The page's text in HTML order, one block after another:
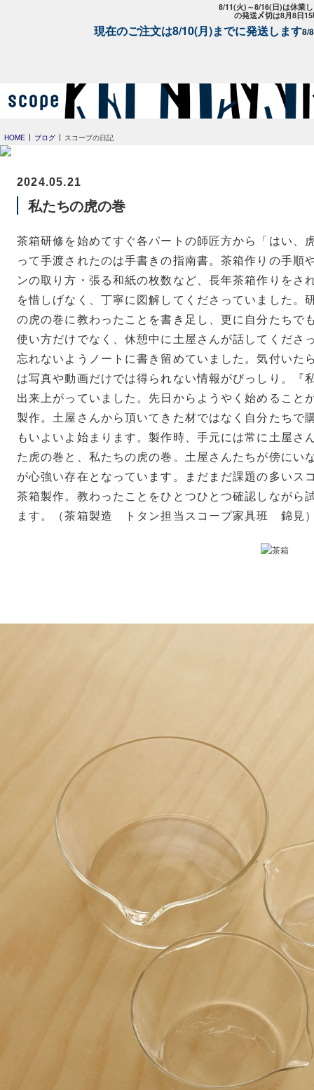
8/11(火)～8/16(日)は休業
の発送〆切は8月8日
現在のご注文は8/10(月)までに発送します8/
HOME ブログ スコープの日記
2024.05.21
私たちの虎の巻
茶箱研修を始めてすぐ各パートの師匠方から「はい、
って手渡されたのは手書きの指南書。茶箱作りの手順
ンの取り方・張る和紙の枚数など、長年茶箱作りをさ
を惜しげなく、丁寧に図解してくださっていました。
の虎の巻に教わったことを書き足し、更に自分たちで
使い方だけでなく、休憩中に土屋さんが話してくださ
忘れないようノートに書き留めていました。気付いた
は写真や動画だけでは得られない情報がびっしり。『
出来上がっていました。先日からようやく始めること
製作。土屋さんから頂いてきた材ではなく自分たちで
もいよいよ始まります。製作時、手元には常に土屋さ
た虎の巻と、私たちの虎の巻。土屋さんたちが傍にい
が心強い存在となっています。まだまだ課題の多いス
茶箱製作。教わったことをひとつひとつ確認しながら
ます。（茶箱製造 トタン担当スコープ家具班 錦見